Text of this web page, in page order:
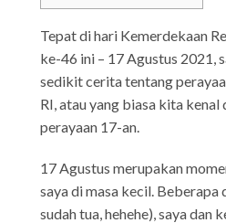
Tepat di hari Kemerdekaan
ke-46 ini – 17 Agustus 2021,
sedikit cerita tentang
RI, atau yang biasa kita kenal
perayaan 17-an.
17 Agustus merupakan
saya di masa kecil. Beberapa
sudah tua, hehehe), saya dan